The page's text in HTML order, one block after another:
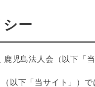
ー
児島法人会（以下「
以下「当サイト」）